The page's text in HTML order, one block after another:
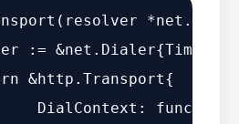
(resolver
:=
&http.Transport{
		DialContext:
func